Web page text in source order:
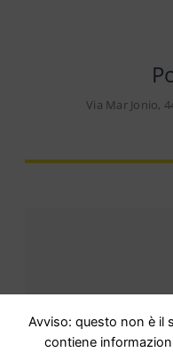
Via Mar Jonio,
Avviso: questo non è il
contiene